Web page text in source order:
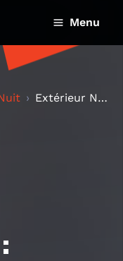
Menu
Extérieur Nuit : MISANTHROPES ACHARNES